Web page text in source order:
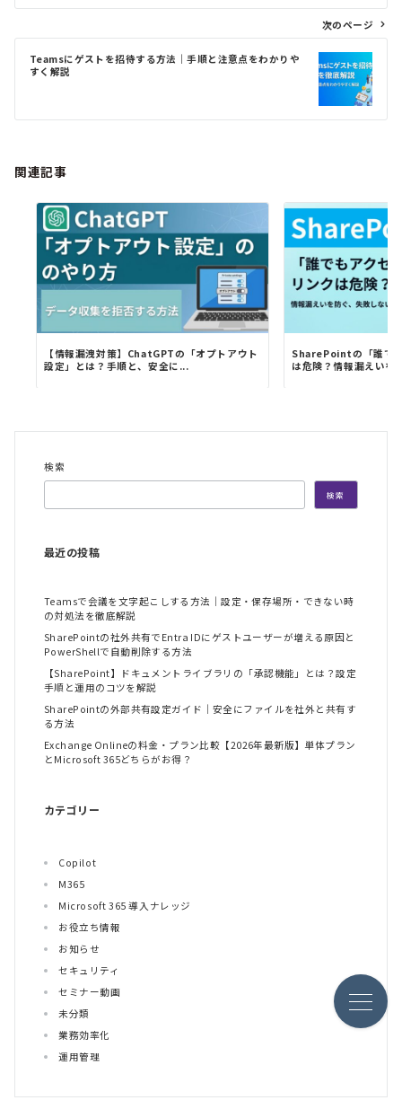
ゲ
ー
次のページ
Teamsにゲストを招待する方法｜手順と注意点をわかりや
すく解説
関連記事
【情報漏洩対策】ChatGPTの「オプトアウト
設定」とは？手順と、安全に...
SharePointの「誰で
は危険？情報漏えいを
検索
検索
最近の投稿
Teamsで会議を文字起こしする方法｜設定・保存場所・できない時
の対処法を徹底解説
SharePointの社外共有でEntra IDにゲストユーザーが増える原因と
PowerShellで自動削除する方法
【SharePoint】ドキュメントライブラリの「承認機能」とは？設定
手順と運用のコツを解説
SharePointの外部共有設定ガイド｜安全にファイルを社外と共有す
る方法
Exchange Onlineの料金・プラン比較【2026年最新版】単体プラン
とMicrosoft 365どちらがお得？
カテゴリー
Copilot
M365
Microsoft 365 導入ナレッジ
お役立ち情報
お知らせ
セキュリティ
セミナー動画
未分類
業務効率化
運用管理